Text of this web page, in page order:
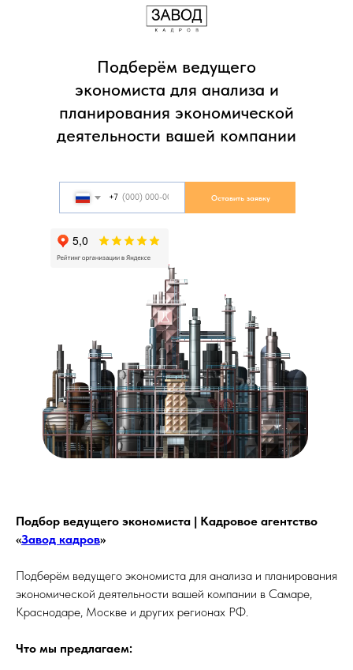
Подберём ведущего
экономиста для анализа и
планирования экономической
деятельности вашей компании
+7 Оставить заявку
Подбор ведущего экономиста | Кадровое агентство
«Завод кадров»
Подберём ведущего экономиста для анализа и планирования
экономической деятельности вашей компании в Самаре,
Краснодаре, Москве и других регионах РФ.
Что мы предлагаем: